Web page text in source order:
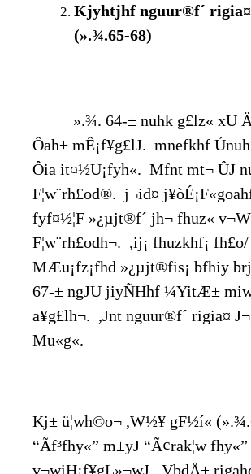
Kjyhtjhf nguur®f´
(».¾.65-68)
».¾. 64-± nuhk g£lz« xU
Ôah± mÊ¡f¥g£lJ. mnefkhf
Ôia it¤½U¡fyh«. Mfnt mt¬ ÛJ
F¦w¨rh£od®. j¬id¤
fyf¤½¦F »¿µjt®f´ jh¬ fhuz«
F¦w¨rh£odh¬. ,ij¡ fhuzkhf¡ fh£o/
MÆu¡fz¡fhd »¿µjt®fis¡ bfhiy
67-± ngJU jiyÑHhf ¼YitÆ±
a¥g£lh¬. ,Jnt nguur®f´ rigia¤
Mu«g«.
Kj± ü¦wh©o¬ ,W½¥ gF½í«
“Ãf³fhy«” m±yJ “Ã¢rak¦w fhy«”
v¬wiH¡f¥gL»¬wJ. VbdÅ±